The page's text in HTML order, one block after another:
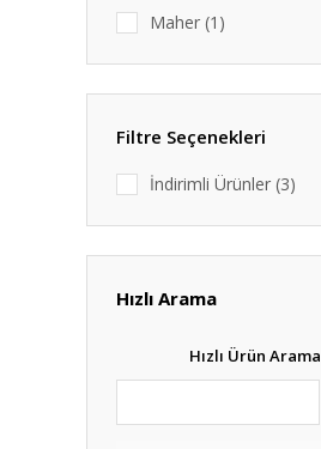
Maher (1)
Filtre Seçenekleri
İndirimli Ürünler (3)
Hızlı Arama
Hızlı Ürün Arama